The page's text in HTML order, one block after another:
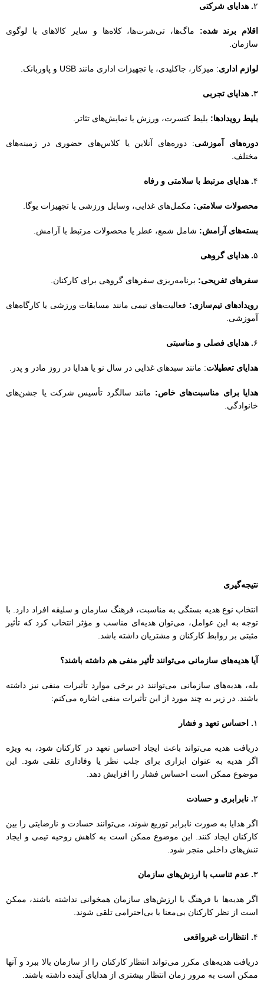
۲. هدایای شرکتی
اقلام برند شده: ماگ‌ها، تی‌شرت‌ها، کلاه‌ها و سایر کالاهای با لوگوی
سازمان.
لوازم اداری: میزکار، جاکلیدی، یا تجهیزات اداری مانند USB و پاوربانک.
۳. هدایای تجربی
بلیط رویدادها: بلیط کنسرت، ورزش یا نمایش‌های تئاتر.
دوره‌های آموزشی: دوره‌های آنلاین یا کلاس‌های حضوری در زمینه‌های
مختلف.
۴. هدایای مرتبط با سلامتی و رفاه
محصولات سلامتی: مکمل‌های غذایی، وسایل ورزشی یا تجهیزات یوگا.
بسته‌های آرامش: شامل شمع، عطر یا محصولات مرتبط با آرامش.
۵. هدایای گروهی
سفرهای تفریحی: برنامه‌ریزی سفرهای گروهی برای کارکنان.
رویدادهای تیم‌سازی: فعالیت‌های تیمی مانند مسابقات ورزشی یا کارگاه‌های
آموزشی.
۶. هدایای فصلی و مناسبتی
هدایای تعطیلات: مانند سبدهای غذایی در سال نو یا هدایا در روز مادر و پدر.
هدایا برای مناسبت‌های خاص: مانند سالگرد تأسیس شرکت یا جشن‌های
خانوادگی.
دریافت هدیه می‌تواند باعث ایجاد احساس تعهد در کارکنان شود، به ویژه
اگر هدیه به عنوان ابزاری برای جلب نظر یا وفاداری تلقی شود. این
اگر هدایا به صورت نابرابر توزیع شوند، می‌توانند حسادت و نارضایتی را بین
تنش‌های داخلی منجر شود.
۳ . عدم تناسب با ارزش‌های سازمان
اگر هدیه‌ها با فرهنگ یا ارزش‌های سازمان همخوانی نداشته باشند، ممکن
دریافت هدیه‌های مکرر می‌تواند انتظار کارکنان را از سازمان بالا ببرد و آنها
ممکن است به مرور زمان انتظار بیشتری از هدایای آینده داشته باشند.
۵ . تأثیر بر تصمیم‌گیری
در برخی موارد، هدیه‌ها می‌توانند بر تصمیم‌گیری‌های شغلی تأثیر منفی
بگذارند، به خصوص اگر کارکنان احساس کنند که هدیه‌ها بر ارزیابی‌های